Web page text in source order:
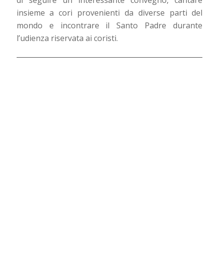
insieme a cori provenienti da diverse parti del
mondo e incontrare il Santo Padre durante
l’udienza riservata ai coristi.